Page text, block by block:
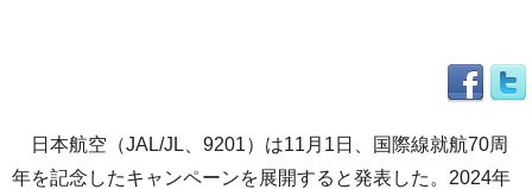
日本航空（JAL/JL、9201）は11月1日、国際線就航70周
年を記念したキャンペーンを展開すると発表した。2024年